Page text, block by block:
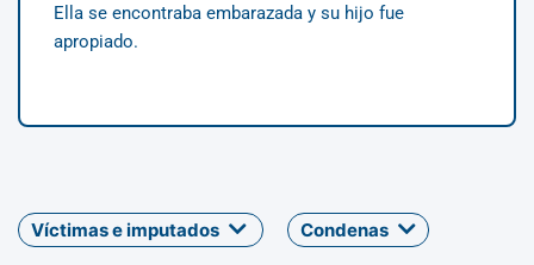
Ella se encontraba embarazada y su hijo fue
apropiado.
Víctimas e imputados Condenas